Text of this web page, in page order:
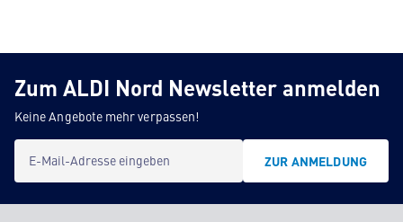
Zum ALDI Nord Newsletter anmelden
Keine Angebote mehr verpassen!
E-Mail-Adresse eingeben ZUR ANMELDUNG